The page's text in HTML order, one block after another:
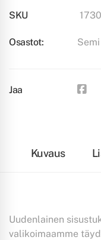
SKU
Osastot:
Jaa
Kuvaus
Uudenlainen
valikoimaamme